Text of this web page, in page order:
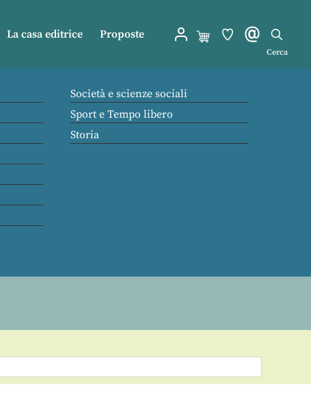
La casa editrice Proposte
Cerca
Società e scienze sociali
Sport e Tempo libero
Storia